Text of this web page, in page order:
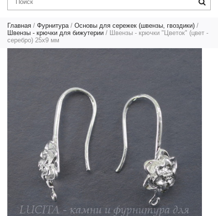
Главная / Фурнитура / Основы для сережек (швензы, гвоздики) /
Швензы - крючки для бижутерии / Швензы - крючки "Цветок" (цвет -
серебро) 25х9 мм